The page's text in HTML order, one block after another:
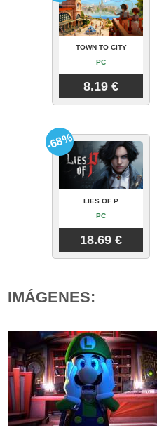
TOWN TO CITY
PC
8.19 €
LIES OF P
PC
18.69 €
-68%
IMÁGENES: